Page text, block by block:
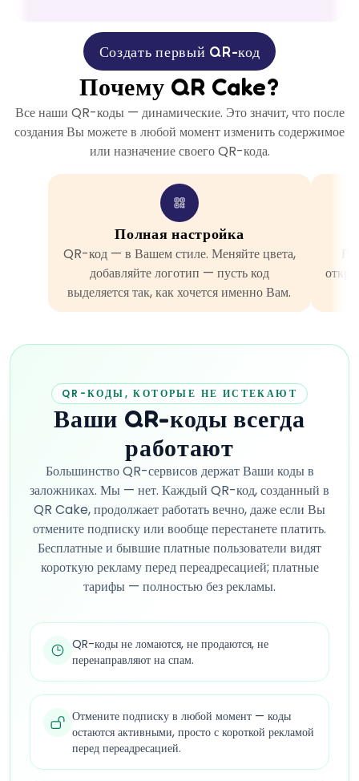
Создать первый QR-код
Почему QR Cake?
Все наши QR-коды — динамические. Это значит, что после
создания Вы можете в любой момент изменить содержимое
или назначение своего QR-кода.
Полная настройка
QR-код — в Вашем стиле. Меняйте цвета,
добавляйте логотип — пусть код
выделяется так, как хочется именно Вам.
QR-КОДЫ, КОТОРЫЕ НЕ ИСТЕКАЮТ
Ваши QR-коды всегда
работают
Большинство QR-сервисов держат Ваши коды в
заложниках. Мы — нет. Каждый QR-код, созданный в
QR Cake, продолжает работать вечно, даже если Вы
отмените подписку или вообще перестанете платить.
Бесплатные и бывшие платные пользователи видят
короткую рекламу перед переадресацией; платные
тарифы — полностью без рекламы.
QR-коды не ломаются, не продаются, не
перенаправляют на спам.
Отмените подписку в любой момент — коды
остаются активными, просто с короткой рекламой
перед переадресацией.